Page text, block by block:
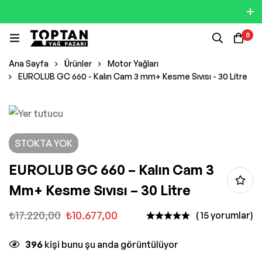
0
Ana Sayfa Ürünler
Motor Yağları
EUROLUB GC 660 - Kalın Cam 3 mm+ Kesme Sıvısı - 30 Litre
STOKTA YOK
EUROLUB GC 660 – Kalın Cam 3
Mm+ Kesme Sıvısı – 30 Litre
₺17.220,00 ₺10.677,00 ( 15 yorumlar)
396 kişi bunu şu anda görüntülüyor